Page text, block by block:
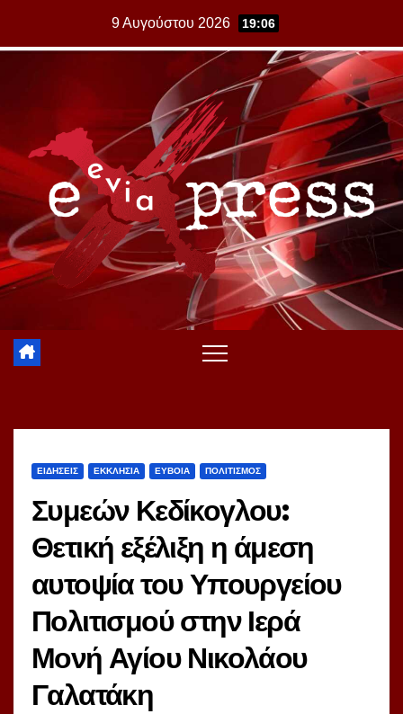
9 Αυγούστου 2026 19:06
ΕΙΔΗΣΕΙΣ ΕΚΚΛΗΣΙΑ ΕΥΒΟΙΑ ΠΟΛΙΤΙΣΜΟΣ
Συμεών Κεδίκογλου:
Θετική εξέλιξη η άμεση
αυτοψία του Υπουργείου
Πολιτισμού στην Ιερά
Μονή Αγίου Νικολάου
Γαλατάκη